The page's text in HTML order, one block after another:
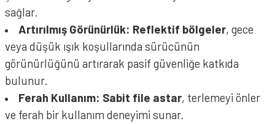
sağlar.
Artırılmış Görünürlük: Reflektif bölgeler, gece
veya düşük ışık koşullarında sürücünün
görünürlüğünü artırarak pasif güvenliğe katkıda
bulunur.
Ferah Kullanım: Sabit file astar, terlemeyi önler
ve ferah bir kullanım deneyimi sunar.